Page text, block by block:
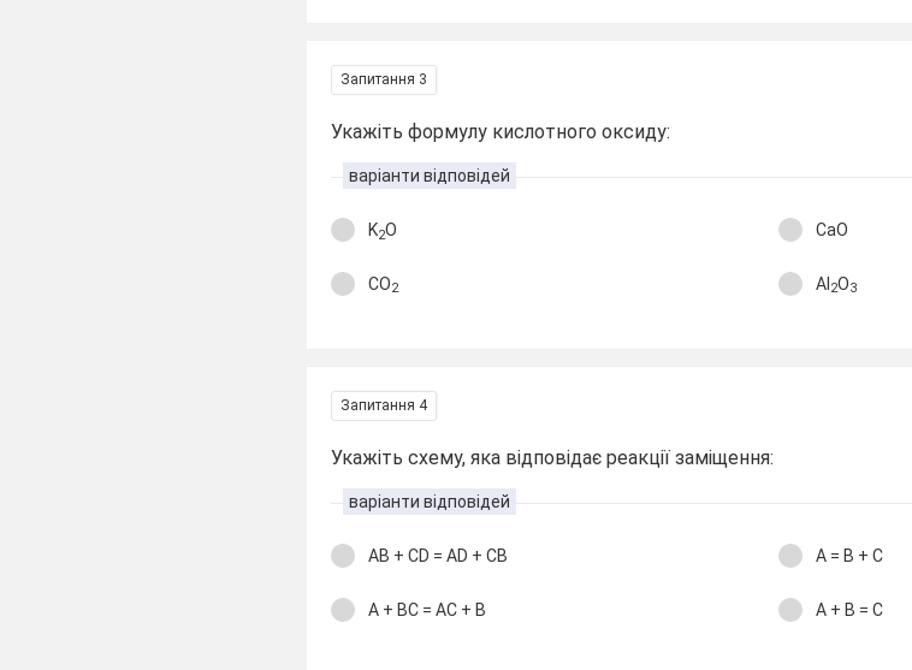
Запитання 3
Укажіть формулу кислотного оксиду:
варіанти відповідей
K2O CaO
CO2 Al2O3
Запитання 4
Укажіть схему, яка відповідає реакції заміщення:
варіанти відповідей
AB + CD = AD + CB A = B + C
A + BC = AC + B A + B = C